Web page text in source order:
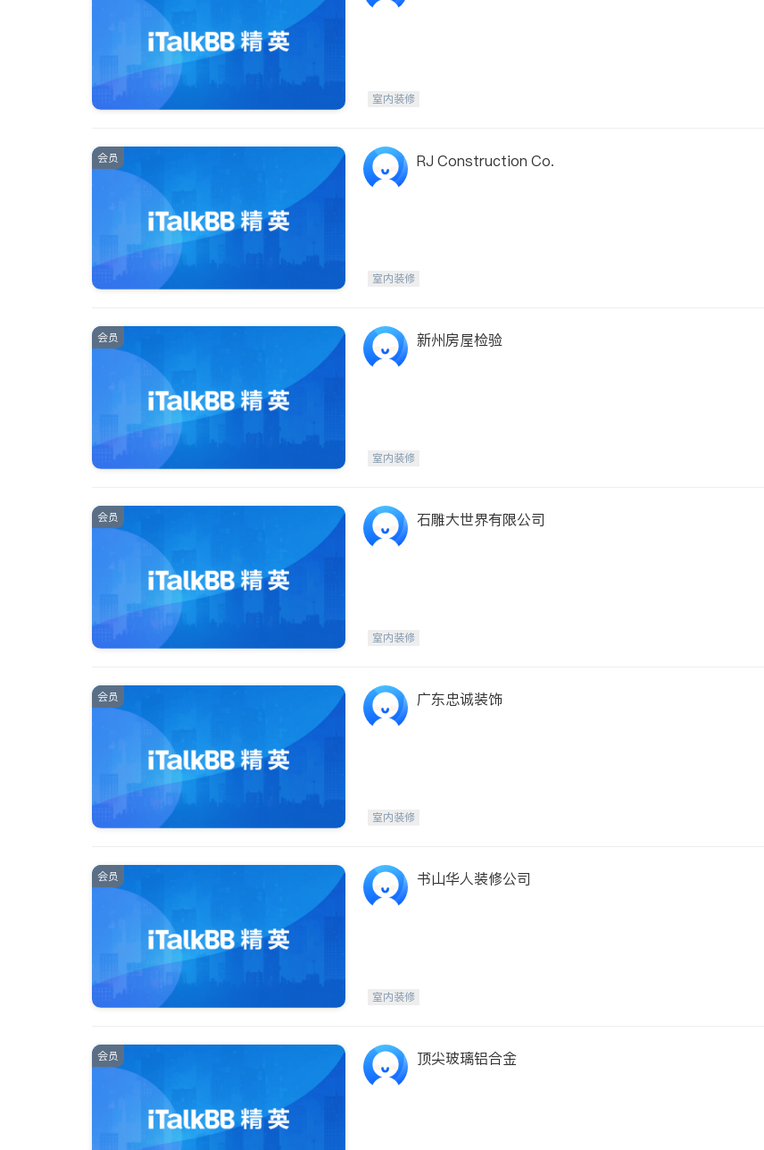
室内装修
会员 RJ Construction Co.
室内装修
会员 新州房屋检验
室内装修
会员 石雕大世界有限公司
室内装修
会员 广东忠诚装饰
室内装修
会员 书山华人装修公司
室内装修
会员 顶尖玻璃铝合金